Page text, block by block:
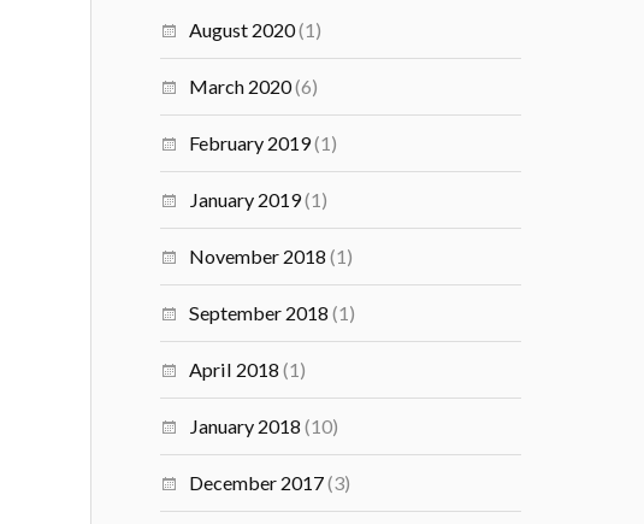
August 2020(1)
March 2020(6)
February 2019(1)
January 2019(1)
November 2018 (1)
September 2018 (1)
April 2018 (1)
January 2018 (10)
December 2017(3)